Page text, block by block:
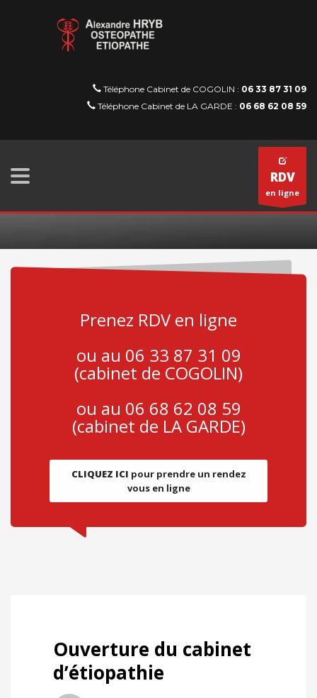
Téléphone Cabinet de COGOLIN : 06 33 87 31 09
Téléphone Cabinet de LA GARDE : 06 68 62 08 59
RDV
en ligne
Prenez RDV en ligne
ou au 06 33 87 31 09
(cabinet de COGOLIN)
ou au 06 68 62 08 59
(cabinet de LA GARDE)
CLIQUEZ ICI pour prendre un rendez
vous en ligne
Ouverture du cabinet
d’étiopathie